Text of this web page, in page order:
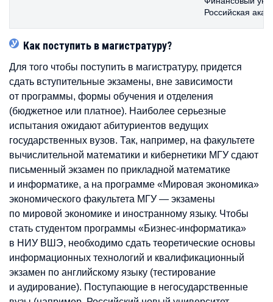
Российская
Как поступить в магистратуру?
Для того чтобы поступить в магистратуру, придется
сдать вступительные экзамены, вне зависимости
от программы, формы обучения и отделения
(бюджетное или платное). Наиболее серьезные
испытания ожидают абитуриентов ведущих
государственных вузов. Так, например, на факультете
вычислительной математики и кибернетики МГУ сдают
письменный экзамен по прикладной математике
и информатике, а на программе «Мировая экономика»
экономического факультета МГУ — экзамены
по мировой экономике и иностранному языку. Чтобы
стать студентом программы «Бизнес-информатика»
в НИУ ВШЭ, необходимо сдать теоретические основы
информационных технологий и квалификационный
экзамен по английскому языку (тестирование
и аудирование). Поступающие в негосударственные